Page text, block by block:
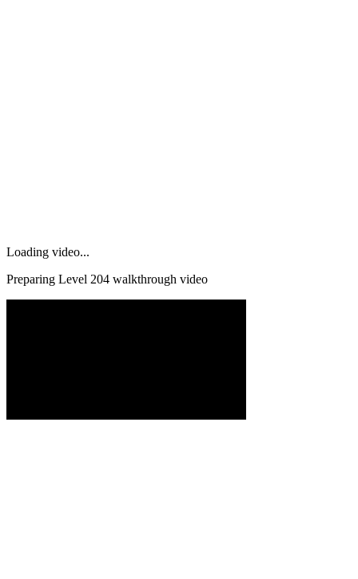
Loading video...
Preparing Level 204 walkthrough video